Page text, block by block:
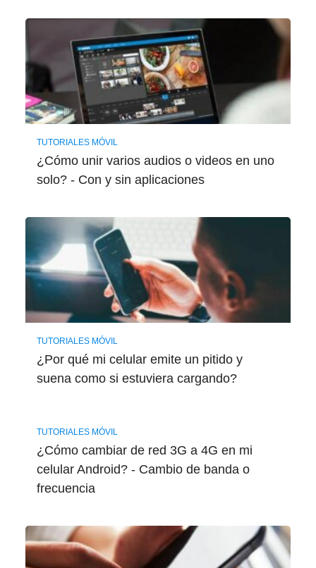
TUTORIALES MÓVIL
¿Cómo unir varios audios o videos en uno
solo? - Con y sin aplicaciones
TUTORIALES MÓVIL
¿Por qué mi celular emite un pitido y
suena como si estuviera cargando?
TUTORIALES MÓVIL
¿Cómo cambiar de red 3G a 4G en mi
celular Android? - Cambio de banda o
frecuencia